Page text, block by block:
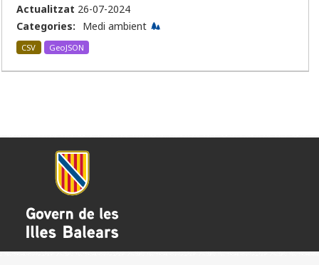
Actualitzat 26-07-2024
Categories:
Medi ambient
CSV GeoJSON